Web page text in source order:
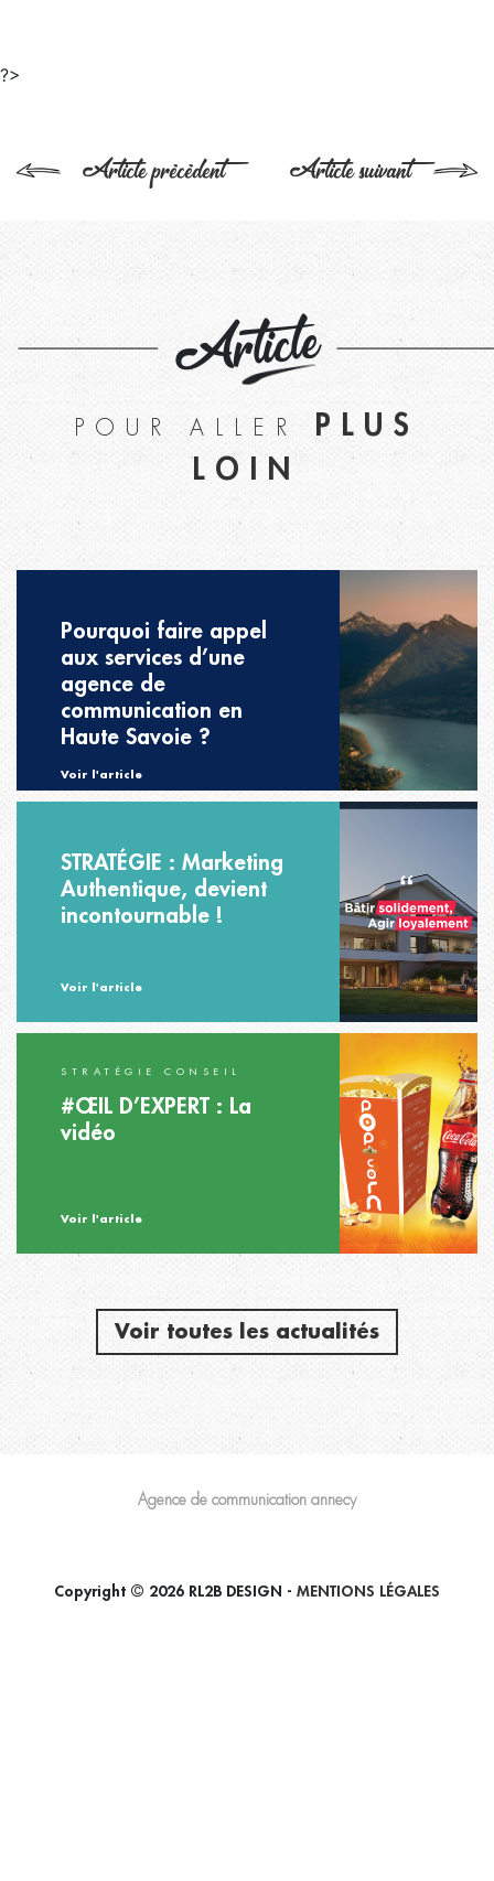
?>
Article précédent Article suivant
Article
POUR ALLER
PLUS
LOIN
Pourquoi faire appel
aux services d’une
agence de
communication en
Haute Savoie ?
Voir l'article
STRATÉGIE : Marketing
Authentique, devient
incontournable !
Voir l'article
STRATÉGIE CONSEIL
#ŒIL D’EXPERT : La
vidéo
Voir l'article
Voir toutes les actualités
Agence de communication annecy
Copyright © 2026 RL2B DESIGN - MENTIONS LÉGALES